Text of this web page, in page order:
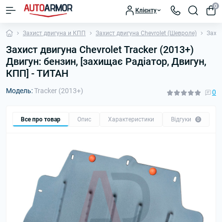
Клієнту
0
Захист двигуна и КПП Захист двигуна Chevrolet (Шевроле)
Захист двигуна Chevrolet Tracker (2013+)
Двигун: бензин, [захищає Радіатор, Двигун,
КПП] - ТИТАН
Модель:Tracker (2013+) 0
Все про товар Опис Характеристики Відгуки 0